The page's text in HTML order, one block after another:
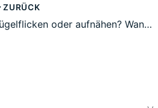
ZURÜCK
Bügelflicken oder aufnähen? Wann was besser hält